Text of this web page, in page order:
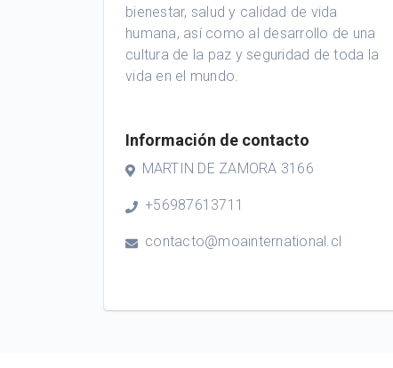
bienestar, salud y calidad de vida
humana, así como al desarrollo de una
cultura de la paz y seguridad de toda la
vida en el mundo.
Información de contacto
MARTIN DE ZAMORA 3166
+56987613711
contacto@moainternational.cl